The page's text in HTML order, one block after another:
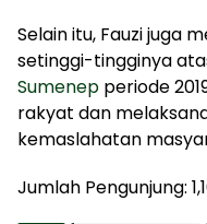
Selain itu, Fauzi juga
setinggi-tingginya
Sumenep periode
rakyat dan
kemaslahatan
Jumlah Pengunjung: